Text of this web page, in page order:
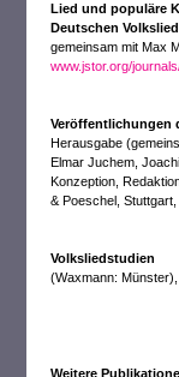
Lied und populäre
Deutschen
gemeinsam mit Max
www.jstor.org/
Veröffentlichungen
Herausgabe
Elmar Juchem,
Konzeption,
& Poeschel,
Volksliedstudien
(Waxmann:
Weitere